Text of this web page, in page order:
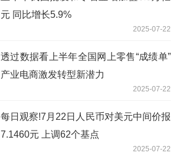
元 同比增长5.9%
2025-07-22
透过数据看上半年全国网上零售“成绩单”
产业电商激发转型新潜力
2025-07-22
每日观察!7月22日人民币对美元中间价报
7.1460元 上调62个基点
2025-07-22